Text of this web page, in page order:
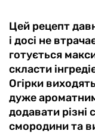
Цей рецепт
і досі не
готується
скласти
Огірки
дуже
додавати різні
смородини та